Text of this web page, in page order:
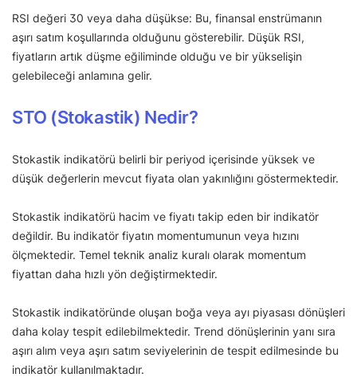
RSI değeri 30 veya daha düşükse: Bu, finansal enstrümanın
aşırı satım koşullarında olduğunu gösterebilir. Düşük RSI,
fiyatların artık düşme eğiliminde olduğu ve bir yükselişin
gelebileceği anlamına gelir.
STO (Stokastik) Nedir?
Stokastik indikatörü belirli bir periyod içerisinde yüksek ve
düşük değerlerin mevcut fiyata olan yakınlığını göstermektedir.
Stokastik indikatörü hacim ve fiyatı takip eden bir indikatör
değildir. Bu indikatör fiyatın momentumunun veya hızını
ölçmektedir. Temel teknik analiz kuralı olarak momentum
fiyattan daha hızlı yön değiştirmektedir.
Stokastik indikatöründe oluşan boğa veya ayı piyasası dönüşleri
daha kolay tespit edilebilmektedir. Trend dönüşlerinin yanı sıra
aşırı alım veya aşırı satım seviyelerinin de tespit edilmesinde bu
indikatör kullanılmaktadır.